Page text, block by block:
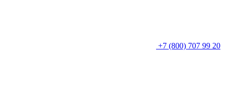
+7 (800) 707 99 20